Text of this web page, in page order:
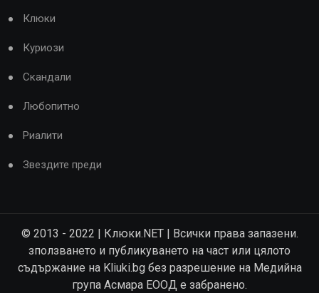
Клюки
Куриози
Скандали
Любопитно
Риалити
Звездите преди
© 2013 - 2022 | Клюки.NET | Всички права запазени.
зползването и публикуването на част или цялото
съдържание на Kliuki.bg без разрешение на Медийна
група Асмара ЕООД е забранено.